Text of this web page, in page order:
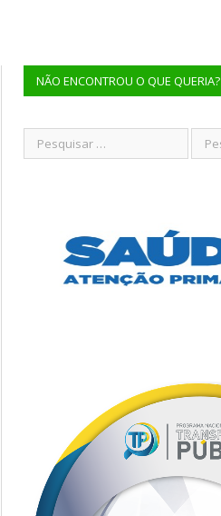
NÃO ENCONTROU O QUE QUERIA?